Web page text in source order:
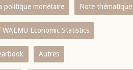
politique monétaire Note thématique
Economic Statistics
Autres